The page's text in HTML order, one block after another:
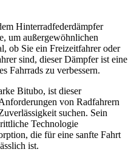
Hinterradfederdämpfer
um außergewöhnlichen
ob Sie ein Freizeitfahrer oder
sind, dieser Dämpfer ist eine
Fahrrads zu verbessern.
Bitubo, ist dieser
von Radfahrern
suchen. Sein
Technologie
die für eine sanfte Fahrt
ist.